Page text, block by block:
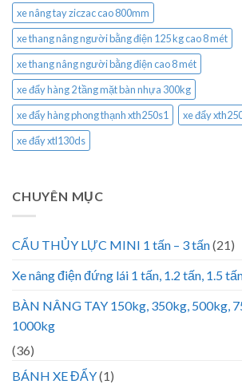
xe nâng tay ziczac cao 800mm
xe thang nâng người bằng điện 125 kg cao 8 mét
xe thang nâng người bằng điện cao 8 mét
xe đẩy hàng 2 tầng mặt bàn nhựa 300kg
xe đẩy hàng phong thạnh xth250s1
xe đẩy
xe đẩy xtl130ds
CHUYÊN MỤC
CẨU THỦY LỰC MINI 1 tấn – 3 tấn(21)
Xe nâng điện đứng lái 1 tấn, 1.2 tấn, 1.5
BÀN NÂNG TAY 150kg, 350kg, 500kg,
1000kg
(36)
BÁNH XE ĐẨY(1)